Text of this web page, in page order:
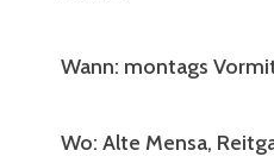
Wann: montags
Wo: Alte Mensa,